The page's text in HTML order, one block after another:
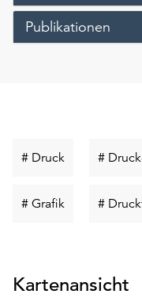
Publikationen
# DruckSchlüsselwort
#
# GrafikSchlüsselwort
#
Kartenansicht